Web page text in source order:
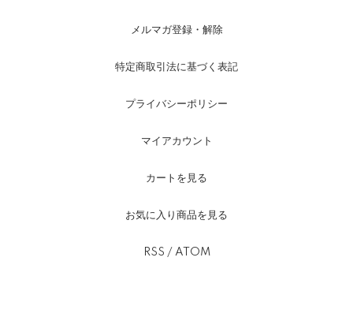
メルマガ登録・解除
特定商取引法に基づく表記
プライバシーポリシー
マイアカウント
カートを見る
お気に入り商品を見る
RSS / ATOM